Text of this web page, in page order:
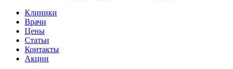
Клиники
Врачи
Цены
Статьи
Контакты
Акции